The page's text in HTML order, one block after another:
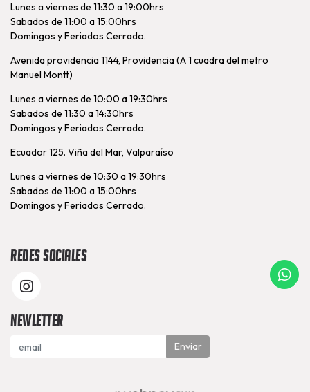
Lunes a viernes de 11:30 a 19:00hrs
Sabados de 11:00 a 15:00hrs
Domingos y Feriados Cerrado.
Avenida providencia 1144, Providencia (A 1 cuadra del metro
Manuel Montt)
Lunes a viernes de 10:00 a 19:30hrs
Sabados de 11:30 a 14:30hrs
Domingos y Feriados Cerrado.
Ecuador 125. Viña del Mar, Valparaíso
Lunes a viernes de 10:30 a 19:30hrs
Sabados de 11:00 a 15:00hrs
Domingos y Feriados Cerrado.
Redes Sociales
Newletter
Enviar